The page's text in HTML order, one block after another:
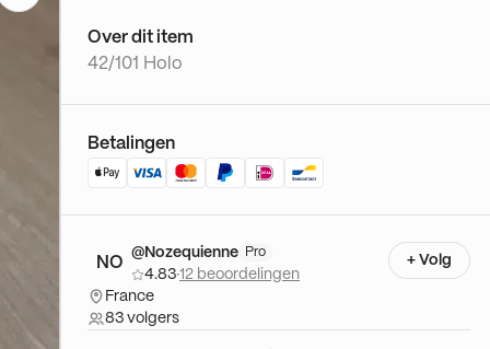
Over dit item
42/101 Holo
Betalingen
NO
@Nozequienne Pro
4.83·12 beoordelingen
France
83 volgers
+ Volg